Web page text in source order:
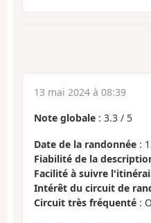
13 mai 2024 à 08:39
Note globale : 3.3 / 5
Date de la randonnée :
Fiabilité de la
Facilité à suivre
Intérêt du circuit de
Circuit très fréquenté :